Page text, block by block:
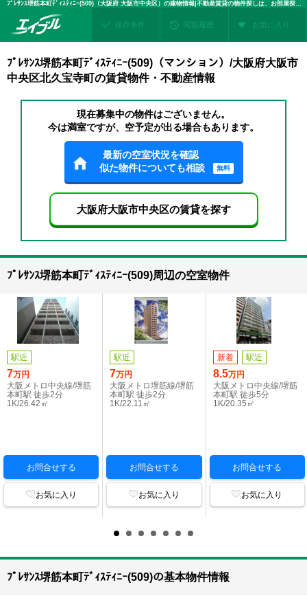
ﾌﾟﾚｻﾝｽ堺筋本町ﾃﾞｨｽﾃｨﾆｰ(509)（大阪府 大阪市中央区）の建物情報|不動産賃貸の物件探しは、お部屋探しのエイブル
保存条件 閲覧履歴 お気に入り
ﾌﾟﾚｻﾝｽ堺筋本町ﾃﾞｨｽﾃｨﾆｰ(509)（マンション）/大阪府大阪市
中央区北久宝寺町の賃貸物件・不動産情報
現在募集中の物件はございません。
今は満室ですが、空予定が出る場合もあります。
最新の空室状況を確認
似た物件についても相談
無料
大阪府大阪市中央区の賃貸を探す
ﾌﾟﾚｻﾝｽ堺筋本町ﾃﾞｨｽﾃｨﾆｰ(509)周辺の空室物件
駅近
7万円
大阪メトロ中央線/堺筋
本町駅 徒歩2分
1K/26.42㎡
お問合せする
お気に入り
駅近
7万円
大阪メトロ堺筋線/堺筋
本町駅 徒歩2分
1K/22.11㎡
お問合せする
お気に入り
新着 駅近
8.5万円
大阪メトロ中央線/堺筋
本町駅 徒歩5分
1K/20.35㎡
お問合せする
お気に入り
ﾌﾟﾚｻﾝｽ堺筋本町ﾃﾞｨｽﾃｨﾆｰ(509)の基本物件情報